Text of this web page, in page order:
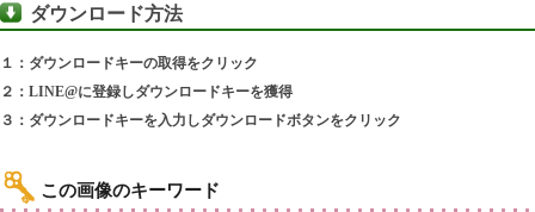
ダウンロード方法
１：ダウンロードキーの取得をクリック
２：LINE@に登録しダウンロードキーを獲得
３：ダウンロードキーを入力しダウンロードボタンをクリック
この画像のキーワード